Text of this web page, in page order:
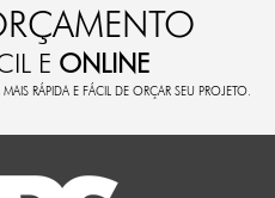
E ONLINE
RÁPIDA E FÁCIL DE ORÇAR SEU PROJETO.